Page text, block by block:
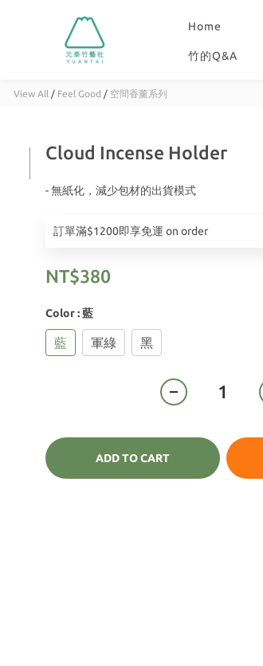
Home
竹的Q&A
View All / Feel Good / 空間香薰系列
Cloud Incense Holder
- 無紙化，減少包材的出貨模式
訂單滿$1200即享免運 on order
NT$380
Color: 藍
藍 軍綠 黑
ADD TO CART